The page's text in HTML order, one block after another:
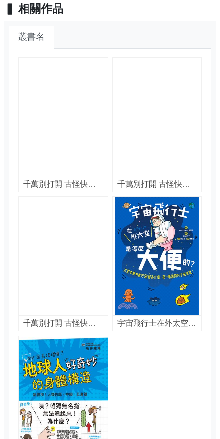
相關作品
叢書名
千萬別打開 古怪快遞 : 會咬人的包裹 / 夏洛特.哈柏薩克(Charlotte Habersack)著 ; 管中琪譯 千萬別打開 古怪快遞 : 會放屁的包裹 / 夏洛特.哈柏薩克(Charlotte Habersack)著 ; 管中琪譯
千萬別打開 古怪快遞 : 燒燙燙的包裹 / 夏洛特.哈柏薩克(Charlotte Habersack)著 ; 管中琪譯 宇宙飛行士在外太空是怎麼大便的? : 太空中最有趣的50個為什麼, 來一場超鬧的宇宙漫遊! / Kids Trivia俱樂部編 ; 劉姍珊翻譯